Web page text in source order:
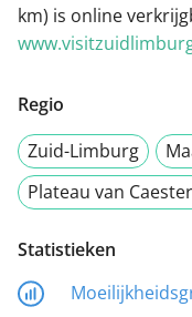
km) is online
Regio
Zuid-Limburg
Plateau van
Statistieken